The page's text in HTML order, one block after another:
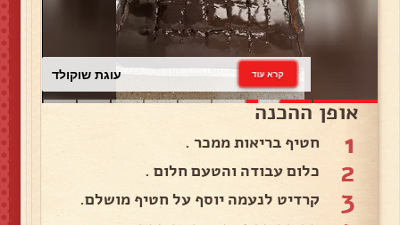
עוגת שוקולד קרא עוד
אופן ההכנה
1 חטיף בריאות ממכר .
2 כלום עבודה והטעם חלום .
3 קרדיט לנעמה יוסף על חטיף מושלם.